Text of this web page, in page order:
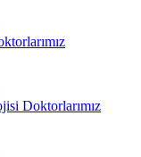
Doktorlarımız